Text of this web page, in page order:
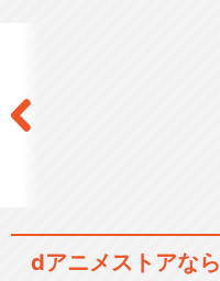
dアニメストアなら